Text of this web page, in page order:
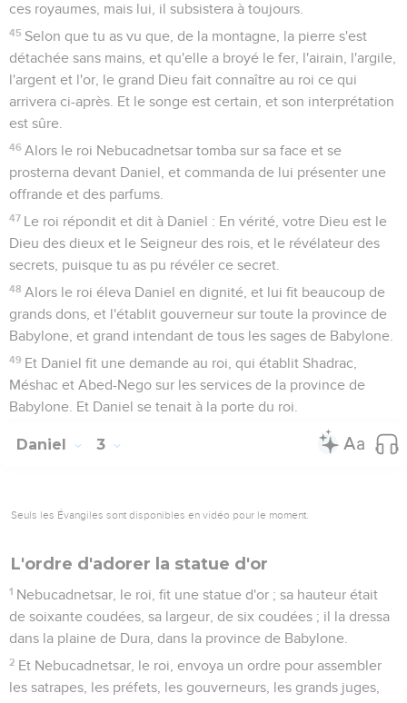
ces royaumes, mais lui, il subsistera à toujours.
45 Selon que tu as vu que, de la montagne, la pierre s'est
détachée sans mains, et qu'elle a broyé le fer, l'airain, l'argile,
l'argent et l'or, le grand Dieu fait connaître au roi ce qui
arrivera ci-après. Et le songe est certain, et son interprétation
est sûre.
46 Alors le roi Nebucadnetsar tomba sur sa face et se
prosterna devant Daniel, et commanda de lui présenter une
offrande et des parfums.
47 Le roi répondit et dit à Daniel : En vérité, votre Dieu est le
Dieu des dieux et le Seigneur des rois, et le révélateur des
secrets, puisque tu as pu révéler ce secret.
48 Alors le roi éleva Daniel en dignité, et lui fit beaucoup de
grands dons, et l'établit gouverneur sur toute la province de
Babylone, et grand intendant de tous les sages de Babylone.
49 Et Daniel fit une demande au roi, qui établit Shadrac,
Méshac et Abed-Nego sur les services de la province de
Babylone. Et Daniel se tenait à la porte du roi.
Daniel 3
Seuls les Évangiles sont disponibles en vidéo pour le moment.
L'ordre d'adorer la statue d'or
1 Nebucadnetsar, le roi, fit une statue d'or ; sa hauteur était
de soixante coudées, sa largeur, de six coudées ; il la dressa
dans la plaine de Dura, dans la province de Babylone.
2 Et Nebucadnetsar, le roi, envoya un ordre pour assembler
les satrapes, les préfets, les gouverneurs, les grands juges,